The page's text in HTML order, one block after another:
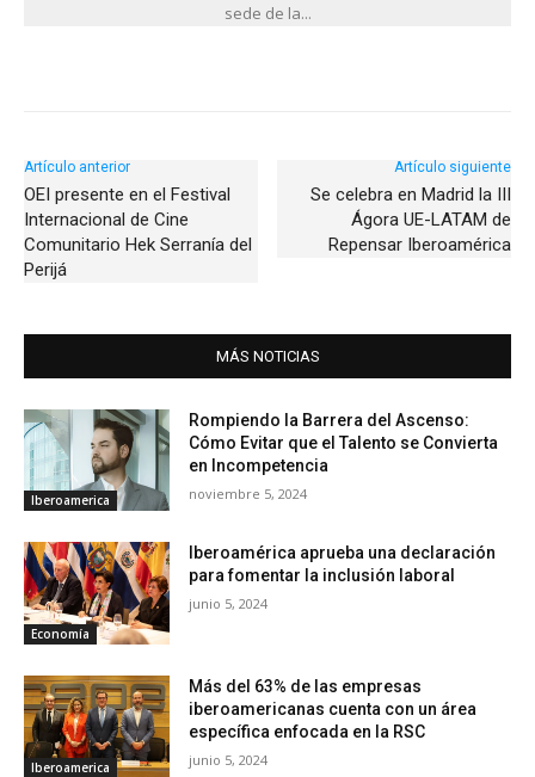
sede de la...
Artículo anterior
OEI presente en el Festival
Internacional de Cine
Comunitario Hek Serranía del
Perijá
Artículo siguiente
Se celebra en Madrid la III
Ágora UE-LATAM de
Repensar Iberoamérica
MÁS NOTICIAS
Iberoamerica
Rompiendo la Barrera del Ascenso:
Cómo Evitar que el Talento se Convierta
en Incompetencia
noviembre 5, 2024
Economía
Iberoamérica aprueba una declaración
para fomentar la inclusión laboral
junio 5, 2024
Iberoamerica
Más del 63% de las empresas
iberoamericanas cuenta con un área
específica enfocada en la RSC
junio 5, 2024